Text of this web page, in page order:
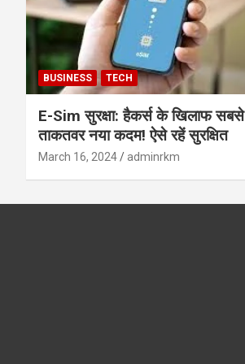
BUSINESS TECH
E-Sim सुरक्षा: हैकर्स के खिलाफ सबसे
ताकतवर नया कदम! ऐसे रहें सुरक्षित
March 16, 2024 adminrkm